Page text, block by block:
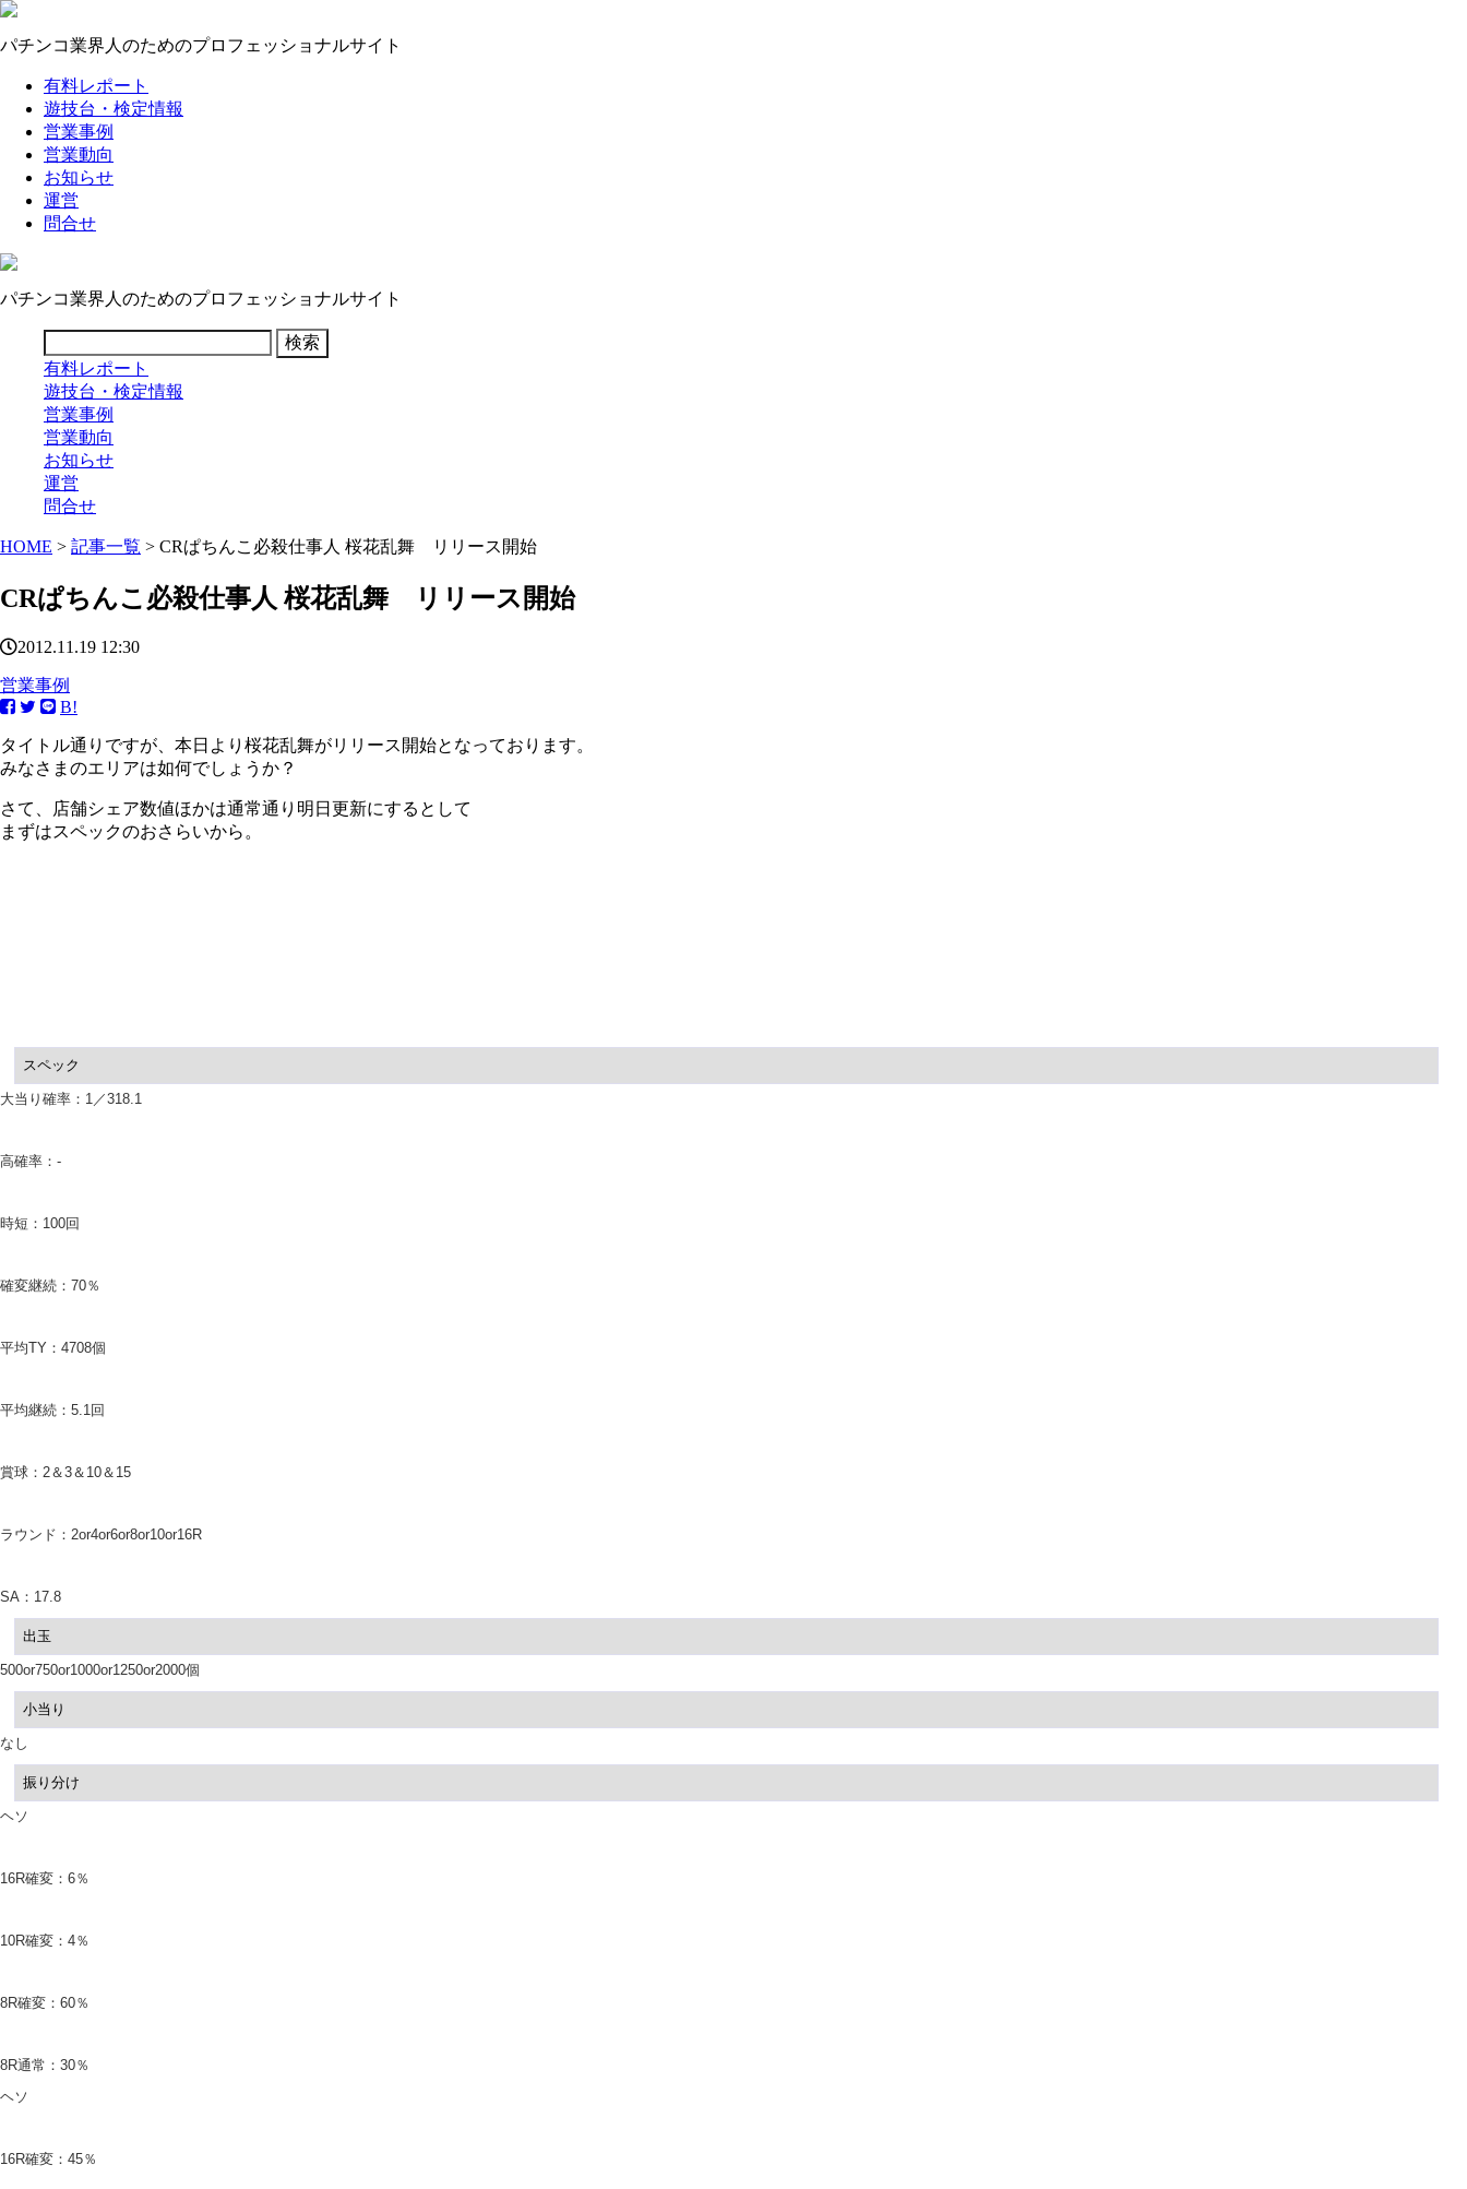
パチンコ業界人のためのプロフェッショナルサイト
有料レポート
遊技台・検定情報
営業事例
営業動向
お知らせ
運営
問合せ
パチンコ業界人のためのプロフェッショナルサイト
有料レポート
遊技台・検定情報
営業事例
営業動向
お知らせ
運営
問合せ
HOME > 記事一覧 > CRぱちんこ必殺仕事人 桜花乱舞 リリース開始
CRぱちんこ必殺仕事人 桜花乱舞 リリース開始
2012.11.19 12:30
営業事例
B!
タイトル通りですが、本日より桜花乱舞がリリース開始となっております。
みなさまのエリアは如何でしょうか？
さて、店舗シェア数値ほかは通常通り明日更新にするとして
まずはスペックのおさらいから。
スペック
大当り確率：1／318.1
高確率：-
時短：100回
確変継続：70％
平均TY：4708個
平均継続：5.1回
賞球：2＆3＆10＆15
ラウンド：2or4or6or8or10or16R
SA：17.8
出玉
500or750or1000or1250or2000個
小当り
なし
振り分け
ヘソ
16R確変：6％
10R確変：4％
8R確変：60％
8R通常：30％
ヘソ
16R確変：45％